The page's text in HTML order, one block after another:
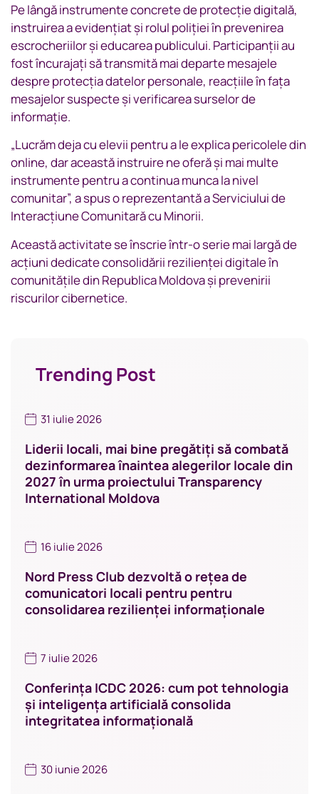
Pe lângă instrumente concrete de protecție digitală,
instruirea a evidențiat și rolul poliției în prevenirea
escrocheriilor și educarea publicului. Participanții au
fost încurajați să transmită mai departe mesajele
despre protecția datelor personale, reacțiile în fața
mesajelor suspecte și verificarea surselor de
informație.
„Lucrăm deja cu elevii pentru a le explica pericolele din
online, dar această instruire ne oferă și mai multe
instrumente pentru a continua munca la nivel
comunitar”, a spus o reprezentantă a Serviciului de
Interacțiune Comunitară cu Minorii.
Această activitate se înscrie într-o serie mai largă de
acțiuni dedicate consolidării rezilienței digitale în
comunitățile din Republica Moldova și prevenirii
riscurilor cibernetice.
Trending Post
31 iulie 2026
Liderii locali, mai bine pregătiți să combată
dezinformarea înaintea alegerilor locale din
2027 în urma proiectului Transparency
International Moldova
16 iulie 2026
Nord Press Club dezvoltă o rețea de
comunicatori locali pentru pentru
consolidarea rezilienței informaționale
7 iulie 2026
Conferința ICDC 2026: cum pot tehnologia
și inteligența artificială consolida
integritatea informațională
30 iunie 2026